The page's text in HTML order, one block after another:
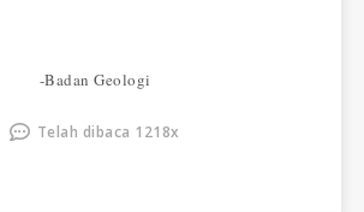
-Badan Geologi
Telah dibaca 1218x